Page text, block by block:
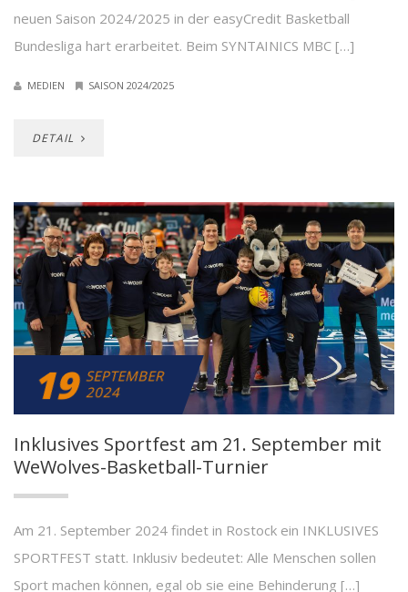
neuen Saison 2024/2025 in der easyCredit Basketball
Bundesliga hart erarbeitet. Beim SYNTAINICS MBC […]
MEDIEN SAISON 2024/2025
DETAIL
19 SEPTEMBER
2024
Inklusives Sportfest am 21. September mit
WeWolves-Basketball-Turnier
Am 21. September 2024 findet in Rostock ein INKLUSIVES
SPORTFEST statt. Inklusiv bedeutet: Alle Menschen sollen
Sport machen können, egal ob sie eine Behinderung […]